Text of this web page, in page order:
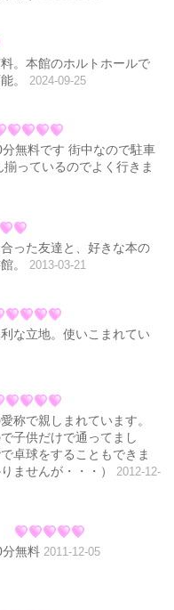
。本館のホルトホールで
。
2024-09-25
無料です 街中なので駐車
っているのでよく行きま
った友達と、好きな本の
。
2013-03-21
な立地。使いこまれてい
称で親しまれています。
子供だけで通ってまし
卓球をすることもできま
ませんが・・・）
2012-12-
無料 2011-12-05